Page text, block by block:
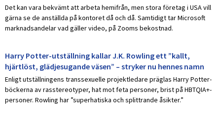
Det kan vara bekvämt att arbeta hemifrån, men stora företag i USA vill
gärna se de anställda på kontoret då och då. Samtidigt tar Microsoft
marknadsandelar vad gäller video, på Zooms bekostnad.
Harry Potter-utställning kallar J.K. Rowling ett ”kallt,
hjärtlöst, glädjesugande väsen” – stryker nu hennes namn
Enligt utställningens transsexuelle projektledare präglas Harry Potter-
böckerna av rasstereotyper, hat mot feta personer, brist på HBTQIA+-
personer. Rowling har ”superhatiska och splittrande åsikter.”